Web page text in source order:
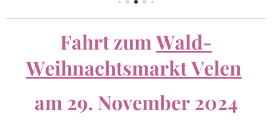
Fahrt zumWald-
Weihnachtsmarkt Velen
am 29. November 2024